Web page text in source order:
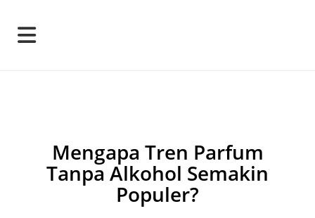
Mengapa Tren Parfum
Tanpa Alkohol Semakin
Populer?